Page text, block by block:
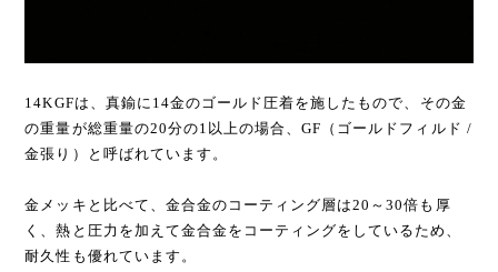
14KGFは、真鍮に14金のゴールド圧着を施したもので、その金
の重量が総重量の20分の1以上の場合、GF（ゴールドフィルド /
金張り）と呼ばれています。
金メッキと比べて、金合金のコーティング層は20～30倍も厚
く、熱と圧力を加えて金合金をコーティングをしているため、
耐久性も優れています。